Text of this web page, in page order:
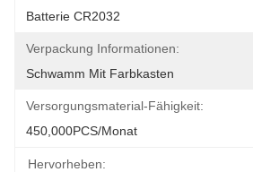
Batterie CR2032
Verpackung Informationen:
Schwamm Mit Farbkasten
Versorgungsmaterial-Fähigkeit:
450,000PCS/Monat
Hervorheben: